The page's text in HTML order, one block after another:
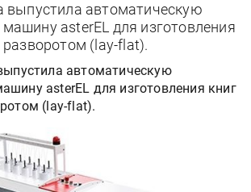
выпустила автоматическую
asterEL для изготовления
разворотом (lay-flat).
автоматическую
asterEL для изготовления книг
(lay-flat).